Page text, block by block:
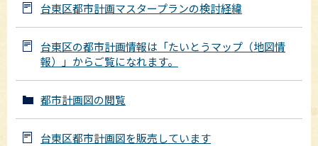
台東区都市計画マスタープランの検討経緯
台東区の都市計画情報は「たいとうマップ（地図情
報）」からご覧になれます。
都市計画図の閲覧
台東区都市計画図を販売しています